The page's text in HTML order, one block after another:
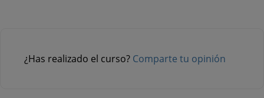
¿Has realizado el curso? Comparte tu opinión